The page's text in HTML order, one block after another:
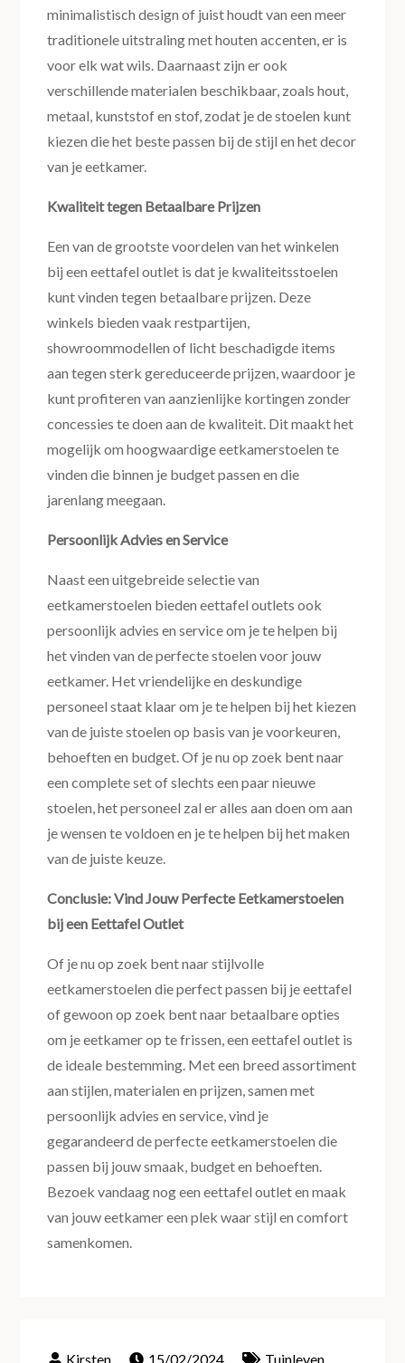
minimalistisch design of juist houdt van een meer
traditionele uitstraling met houten accenten, er is
voor elk wat wils. Daarnaast zijn er ook
verschillende materialen beschikbaar, zoals hout,
metaal, kunststof en stof, zodat je de stoelen kunt
kiezen die het beste passen bij de stijl en het decor
van je eetkamer.
Kwaliteit tegen Betaalbare Prijzen
Een van de grootste voordelen van het winkelen
bij een eettafel outlet is dat je kwaliteitsstoelen
kunt vinden tegen betaalbare prijzen. Deze
winkels bieden vaak restpartijen,
showroommodellen of licht beschadigde items
aan tegen sterk gereduceerde prijzen, waardoor je
kunt profiteren van aanzienlijke kortingen zonder
concessies te doen aan de kwaliteit. Dit maakt het
mogelijk om hoogwaardige eetkamerstoelen te
vinden die binnen je budget passen en die
jarenlang meegaan.
Persoonlijk Advies en Service
Naast een uitgebreide selectie van
eetkamerstoelen bieden eettafel outlets ook
persoonlijk advies en service om je te helpen bij
het vinden van de perfecte stoelen voor jouw
eetkamer. Het vriendelijke en deskundige
personeel staat klaar om je te helpen bij het kiezen
van de juiste stoelen op basis van je voorkeuren,
behoeften en budget. Of je nu op zoek bent naar
een complete set of slechts een paar nieuwe
stoelen, het personeel zal er alles aan doen om aan
je wensen te voldoen en je te helpen bij het maken
van de juiste keuze.
Conclusie: Vind Jouw Perfecte Eetkamerstoelen
bij een Eettafel Outlet
Of je nu op zoek bent naar stijlvolle
eetkamerstoelen die perfect passen bij je eettafel
of gewoon op zoek bent naar betaalbare opties
om je eetkamer op te frissen, een eettafel outlet is
de ideale bestemming. Met een breed assortiment
aan stijlen, materialen en prijzen, samen met
persoonlijk advies en service, vind je
gegarandeerd de perfecte eetkamerstoelen die
passen bij jouw smaak, budget en behoeften.
Bezoek vandaag nog een eettafel outlet en maak
van jouw eetkamer een plek waar stijl en comfort
samenkomen.
15/02/2024 Tuinleven